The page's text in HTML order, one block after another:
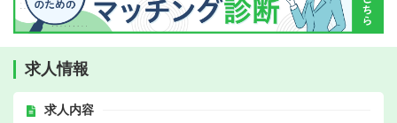
求人情報
求人内容